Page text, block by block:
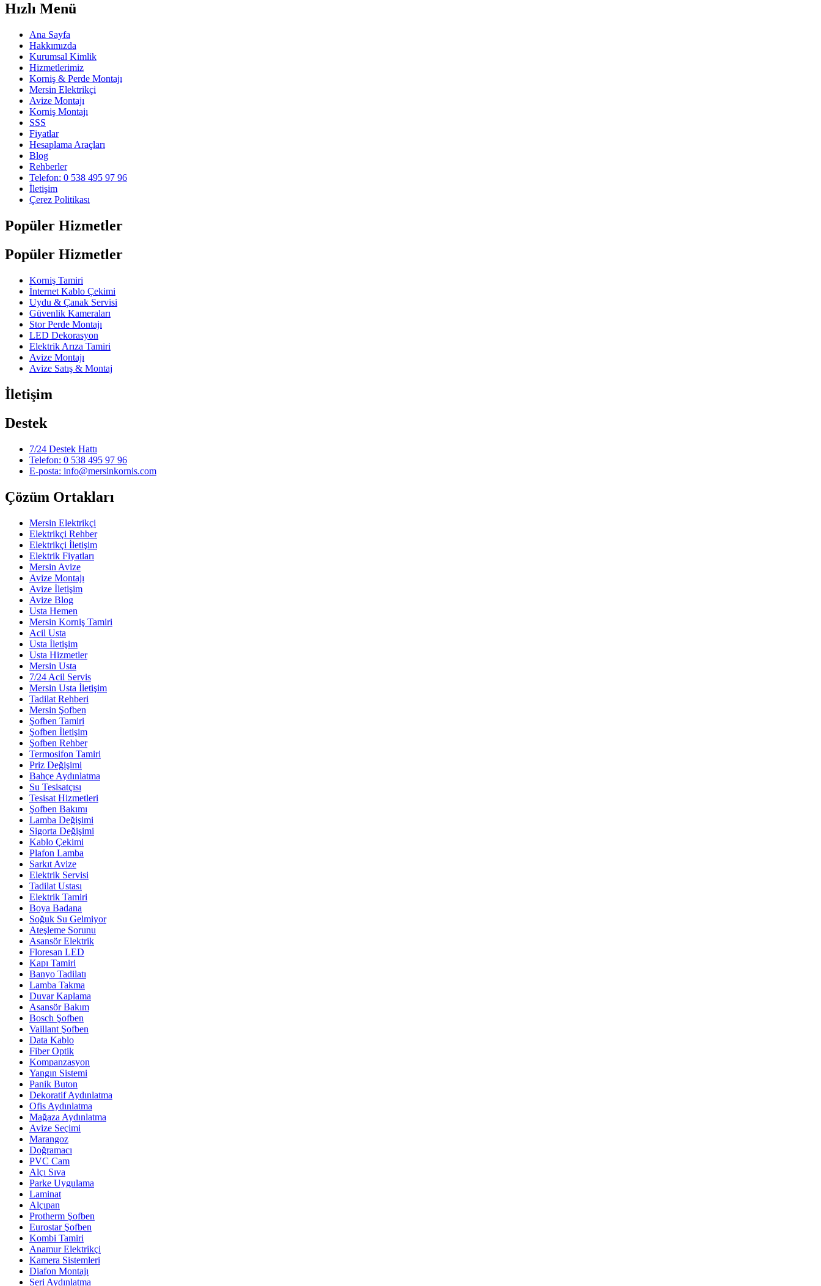
Hızlı Menü
Ana Sayfa
Hakkımızda
Kurumsal Kimlik
Hizmetlerimiz
Korniş & Perde Montajı
Mersin Elektrikçi
Avize Montajı
Korniş Montajı
SSS
Fiyatlar
Hesaplama Araçları
Blog
Rehberler
Telefon: 0 538 495 97 96
İletişim
Çerez Politikası
Popüler Hizmetler
Popüler Hizmetler
Korniş Tamiri
İnternet Kablo Çekimi
Uydu & Çanak Servisi
Güvenlik Kameraları
Stor Perde Montajı
LED Dekorasyon
Elektrik Arıza Tamiri
Avize Montajı
Avize Satış & Montaj
İletişim
Destek
7/24 Destek Hattı
Telefon: 0 538 495 97 96
E-posta: info@mersinkornis.com
Çözüm Ortakları
Mersin Elektrikçi
Elektrikçi Rehber
Elektrikçi İletişim
Elektrik Fiyatları
Mersin Avize
Avize Montajı
Avize İletişim
Avize Blog
Usta Hemen
Mersin Korniş Tamiri
Acil Usta
Usta İletişim
Usta Hizmetler
Mersin Usta
7/24 Acil Servis
Mersin Usta İletişim
Tadilat Rehberi
Mersin Şofben
Şofben Tamiri
Şofben İletişim
Şofben Rehber
Termosifon Tamiri
Priz Değişimi
Bahçe Aydınlatma
Su Tesisatçısı
Tesisat Hizmetleri
Şofben Bakımı
Lamba Değişimi
Sigorta Değişimi
Kablo Çekimi
Plafon Lamba
Sarkıt Avize
Elektrik Servisi
Tadilat Ustası
Elektrik Tamiri
Boya Badana
Soğuk Su Gelmiyor
Ateşleme Sorunu
Asansör Elektrik
Floresan LED
Kapı Tamiri
Banyo Tadilatı
Lamba Takma
Duvar Kaplama
Asansör Bakım
Bosch Şofben
Vaillant Şofben
Data Kablo
Fiber Optik
Kompanzasyon
Yangın Sistemi
Panik Buton
Dekoratif Aydınlatma
Ofis Aydınlatma
Mağaza Aydınlatma
Avize Seçimi
Marangoz
Doğramacı
PVC Cam
Alçı Sıva
Parke Uygulama
Laminat
Alçıpan
Protherm Şofben
Eurostar Şofben
Kombi Tamiri
Anamur Elektrikçi
Kamera Sistemleri
Diafon Montajı
Seri Aydınlatma